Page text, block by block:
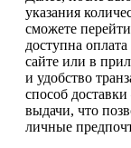
указания
сможете
доступна
сайте или в
и удобство
способ
выдачи, что
личные